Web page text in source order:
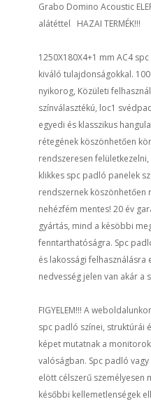
Grabo Domino Acoustic
alátéttel HAZAI TERMÉK!!!
1250X180X4+1 mm AC4
kiváló tulajdonságokkal.
nyikorog, Közületi
színválasztékú, loc1
egyedi és klasszikus
rétegének köszönhetően
rendszeresen
klikkes spc padló panelek
rendszernek köszönhetően
nehézfém mentes! 20 év
gyártás, mind a késöbbi
fenntarthatóságra. Spc
és lakossági
nedvesség jelen van akár a
FIGYELEM!!! A
spc padló színei, struktúrái
képet mutatnak a
valóságban. Spc padló
elött célszerű személyesen
későbbi kellemetlenségek